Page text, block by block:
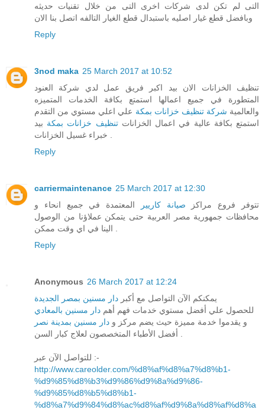
التى لم تكن لدى شركات اخرى التى من خلال تقنيات حديثه
وبافضل قطع غيار اصليه باستبدال قطع الغيار التالفه اتصل بنا الان
Reply
3nod maka 25 March 2017 at 10:52
تنظيف الخزانات الان بيد اكبر فريق عمل لدي شركة العنود
المتطورة في جميع اعمالها استمتع بكافة الخدمات المتميزه
والعالمية شركة تنظيف خزانات بمكة علي اعلي مستوي من التقدم
استمتع بكافة عالية في اعمال الخزاناتتنظيف خزانات بمكة بيد
Reply
carriermaintenance 25 March 2017 at 12:30
تتوفر فروع مراكز صيانة كاريير
المعتمدة في جميع انحاء و
محافظات جمهورية مصر العربية حتى يتمكن عملاؤنا من الوصول
Reply
Anonymous 26 March 2017 at 12:24
يمكنكم الآن التواصل مع أكبر دار مسنين بمصر الجديدة
للحصول علي أفضل مستوي خدمات فهم أهم دار مسنين بالمعادي
و يقدموا خدمة مميزة حيث يضم مركز و دار مسنين بمدينة نصر
للتواصل الآن عبر :-
http://www.careolder.com/%d8%af%d8%a7%d8%b1-
%d9%85%d8%b3%d9%86%d9%8a%d9%86-
%d9%85%d8%b5%d8%b1-
%d8%a7%d9%84%d8%ac%d8%af%d9%8a%d8%af%d8%a